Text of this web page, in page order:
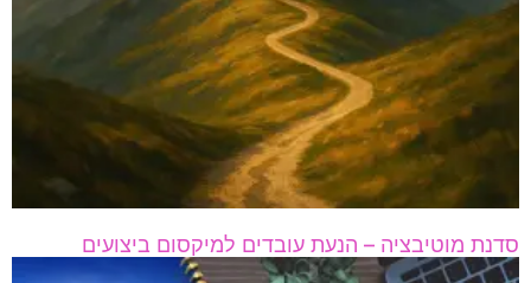
סדנת מוטיבציה – הנעת עובדים למיקסום ביצועים